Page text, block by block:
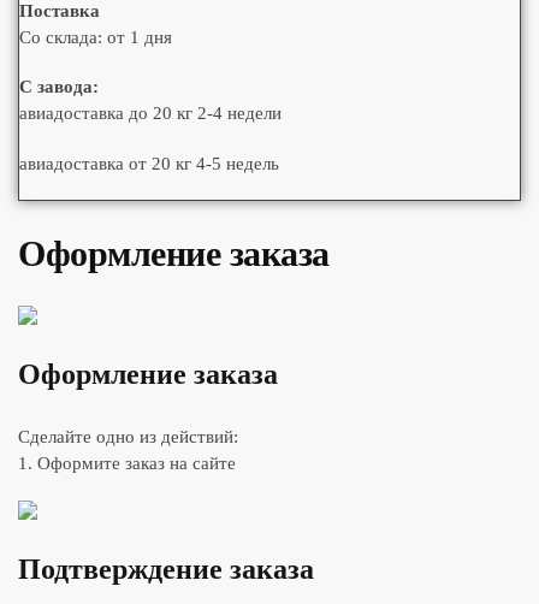
Поставка
Со склада: от 1 дня
С завода:
авиадоставка до 20 кг 2-4 недели
авиадоставка от 20 кг 4-5 недель
Оформление заказа
Оформление заказа
Сделайте одно из действий:
1. Оформите заказ на сайте
Подтверждение заказа